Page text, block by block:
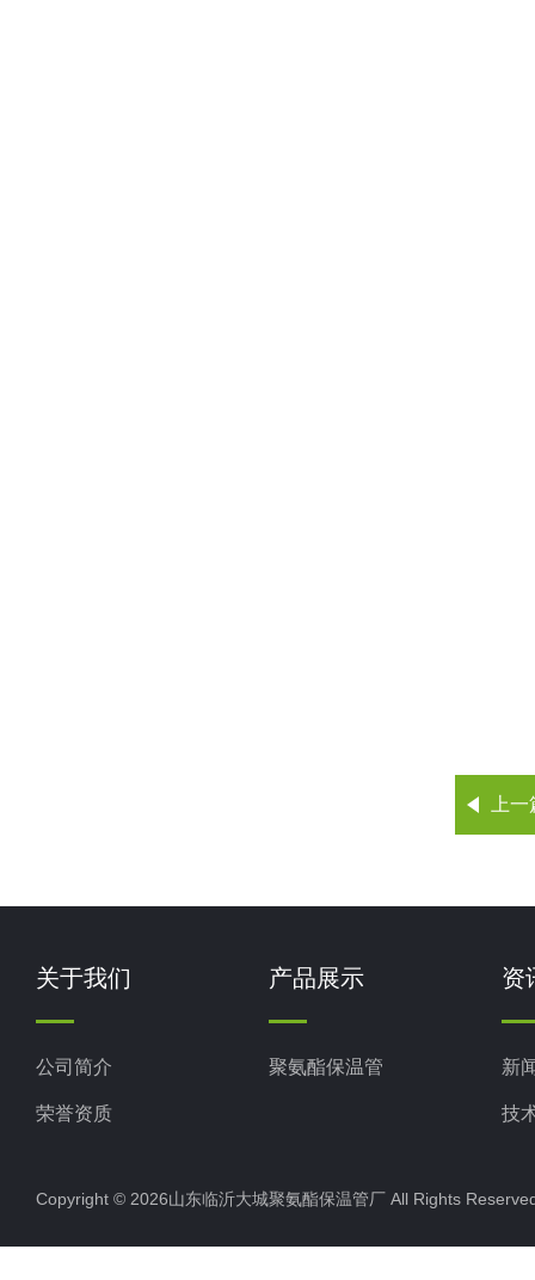
上
关于我们
公司简介
荣誉资质
产品展示
聚氨酯保温管
资
新
技
Copyright © 2026山东临沂大城聚氨酯保温管厂 All Rights